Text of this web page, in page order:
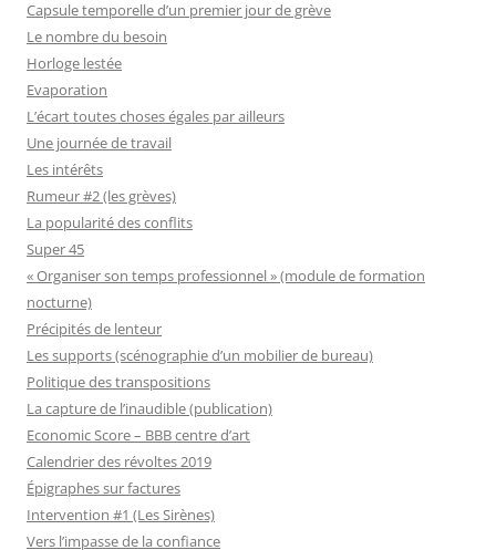
Capsule temporelle d’un premier jour de grève
Le nombre du besoin
Horloge lestée
Evaporation
L’écart toutes choses égales par ailleurs
Une journée de travail
Les intérêts
Rumeur #2 (les grèves)
La popularité des conflits
Super 45
« Organiser son temps professionnel » (module de formation
nocturne)
Précipités de lenteur
Les supports (scénographie d’un mobilier de bureau)
Politique des transpositions
La capture de l’inaudible (publication)
Economic Score – BBB centre d’art
Calendrier des révoltes 2019
Épigraphes sur factures
Intervention #1 (Les Sirènes)
Vers l’impasse de la confiance